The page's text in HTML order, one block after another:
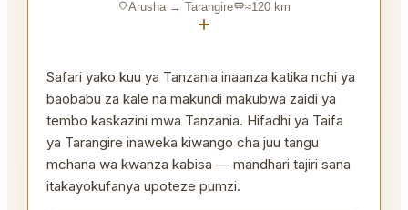
Arusha→ Tarangire ≈120 km
+
Safari yako kuu ya Tanzania inaanza katika nchi ya
baobabu za kale na makundi makubwa zaidi ya
tembo kaskazini mwa Tanzania. Hifadhi ya Taifa
ya Tarangire inaweka kiwango cha juu tangu
mchana wa kwanza kabisa — mandhari tajiri sana
itakayokufanya upoteze pumzi.